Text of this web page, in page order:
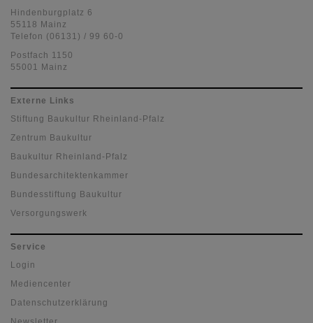
Hindenburgplatz 6
55118 Mainz
Telefon (06131) / 99 60-0
Postfach 1150
55001 Mainz
Externe Links
Stiftung Baukultur Rheinland-Pfalz
Zentrum Baukultur
Baukultur Rheinland-Pfalz
Bundesarchitektenkammer
Bundesstiftung Baukultur
Versorgungswerk
Service
Login
Mediencenter
Datenschutzerklärung